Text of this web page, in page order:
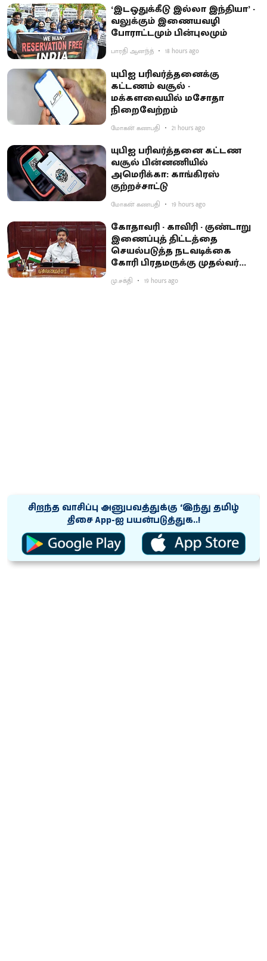
‘இடஒதுக்கீடு இல்லா இந்தியா’ -
வலுக்கும் இணையவழி
போராட்டமும் பின்புலமும்
பாரதி ஆனந்த் 18 hours ago
யுபிஐ பரிவர்த்தனைக்கு
கட்டணம் வசூல் -
மக்களவையில் மசோதா
நிறைவேற்றம்
மோகன் கணபதி 21 hours ago
யுபிஐ பரிவர்த்தனை கட்டண
வசூல் பின்னணியில்
அமெரிக்கா: காங்கிரஸ்
குற்றச்சாட்டு
மோகன் கணபதி 19 hours ago
கோதாவரி - காவிரி - குண்டாறு
இணைப்புத் திட்டத்தை
செயல்படுத்த நடவடிக்கை
கோரி பிரதமருக்கு முதல்வர்
விஜய் கடிதம்
மு.சக்தி 19 hours ago
சிறந்த வாசிப்பு அனுபவத்துக்கு ‘இந்து தமிழ்
திசை App-ஐ பயன்படுத்துக..!